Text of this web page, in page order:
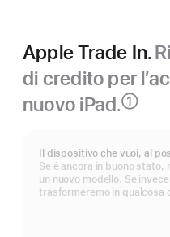
Apple Trade In.
di credito per
nuovo iPad.①
Il dispositivo che vuoi, al
Se è ancora in buono stato,
un nuovo modello. Se
trasformeremo in qualcosa